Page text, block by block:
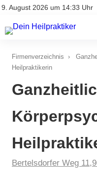
9. August 2026 um 14:33 Uhr
Impressum
Natürliche Medizin
Heilpflanzen &
Firmenverzeichnis ›
Heilpraktikerin
Bertelsdorfer Weg